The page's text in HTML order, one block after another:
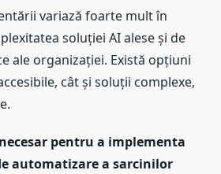
variază foarte mult în
soluției AI alese și de
ale organizației. Există opțiuni
cât și soluții complexe,
pentru a implementa
automatizare a sarcinilor